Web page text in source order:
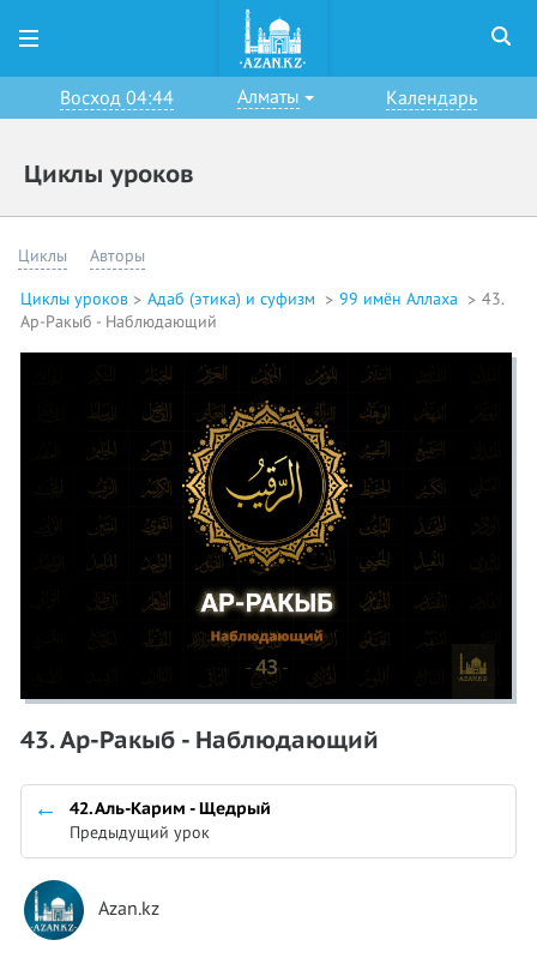
Восход 04:44 Алматы Календарь
Циклы уроков
Циклы Авторы
Циклы уроков Адаб (этика) и суфизм 99 имён Аллаха
43.
Ар-Ракыб - Наблюдающий
43. Ар-Ракыб - Наблюдающий
42. Аль-Карим - Щедрый
Предыдущий урок
Azan.kz